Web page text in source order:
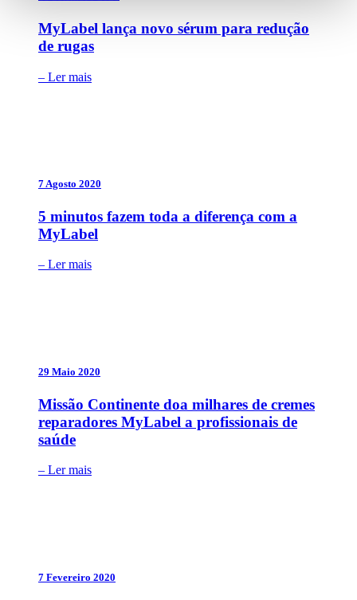
MyLabel lança novo sérum para redução
de rugas
– Ler mais
7 Agosto 2020
5 minutos fazem toda a diferença com a
MyLabel
– Ler mais
29 Maio 2020
Missão Continente doa milhares de cremes
reparadores MyLabel a profissionais de
saúde
– Ler mais
7 Fevereiro 2020